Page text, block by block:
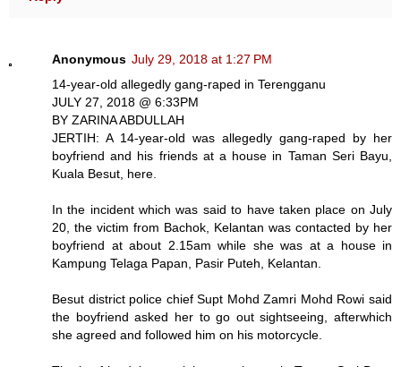
Anonymous July 29, 2018 at 1:27 PM
14-year-old allegedly gang-raped in Terengganu
JULY 27, 2018 @ 6:33PM
BY ZARINA ABDULLAH
JERTIH: A 14-year-old was allegedly gang-raped by her
boyfriend and his friends at a house in Taman Seri Bayu,
Kuala Besut, here.
In the incident which was said to have taken place on July
20, the victim from Bachok, Kelantan was contacted by her
boyfriend at about 2.15am while she was at a house in
Kampung Telaga Papan, Pasir Puteh, Kelantan.
Besut district police chief Supt Mohd Zamri Mohd Rowi said
the boyfriend asked her to go out sightseeing, afterwhich
she agreed and followed him on his motorcycle.